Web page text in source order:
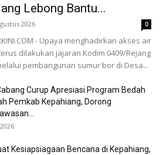
Lebong Bantu...
2026 0
- Upaya menghadirkan akses air
dilakukan jajaran Kodim 0409/Rejang
pembangunan sumur bor di Desa...
Curup Apresiasi Program Bedah
Pemkab Kepahiang, Dorong
Kesiapsiagaan Bencana di Kepahiang,